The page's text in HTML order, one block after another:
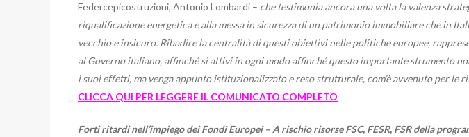
Federcepicostruzioni, Antonio Lombardi – che testimonia ancora una volta la valenza
riqualificazione energetica e alla messa in sicurezza di un patrimonio immobiliare che in
vecchio e insicuro. Ribadire la centralità di questi obiettivi nelle politiche europee,
al Governo italiano, affinché si attivi in ogni modo affinché questo importante strumento
i suoi effetti, ma venga appunto istituzionalizzato e reso strutturale, com’è avvenuto per le
CLICCA QUI PER LEGGERE IL COMUNICATO COMPLETO
Forti ritardi nell’impiego dei Fondi Europei – A rischio risorse FSC, FESR, FSR della